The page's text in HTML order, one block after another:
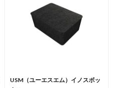
USM（ユーエスエム）イノスボッ